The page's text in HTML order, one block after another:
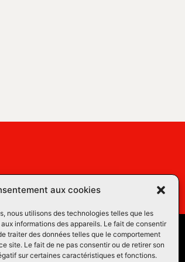
aux cookies
nous utilisons des technologies telles que les
informations des appareils. Le fait de consentir
traiter des données telles que le comportement
site. Le fait de ne pas consentir ou de retirer son
sur certaines caractéristiques et fonctions.